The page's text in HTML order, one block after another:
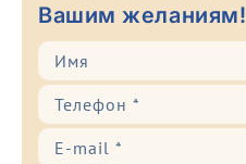
Вашим желаниям!